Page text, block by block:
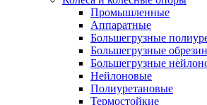
Промышленные
Аппаратные
Большегрузные
Большегрузные
Большегрузные
Нейлоновые
Полиуретановые
Термостойкие